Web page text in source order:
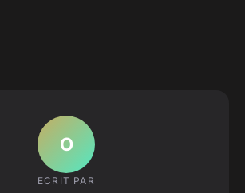
O
ECRIT PAR